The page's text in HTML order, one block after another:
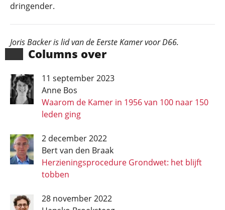
dringender.
Joris Backer is lid van de Eerste Kamer voor D66.
Columns over
11 september 2023
Anne Bos
Waarom de Kamer in 1956 van 100 naar 150
leden ging
2 december 2022
Bert van den Braak
Herzieningsprocedure Grondwet: het blijft
tobben
28 november 2022